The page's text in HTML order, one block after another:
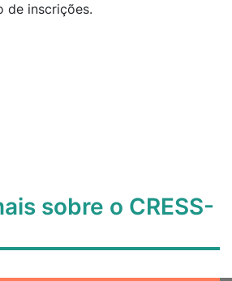
de inscrições.
sobre o CRESS-